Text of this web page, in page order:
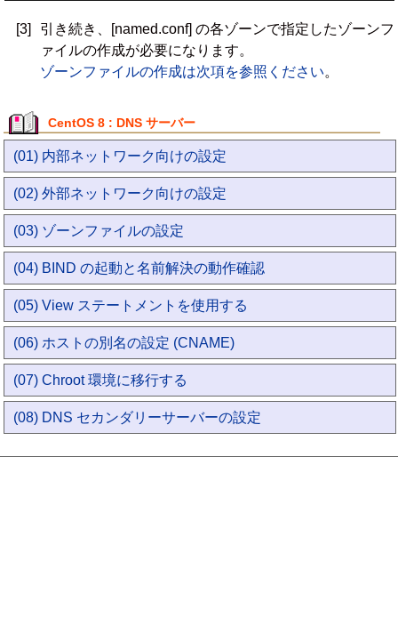
[3]
引き続き、[named.conf] の各ゾーンで指定したゾーンフ
ァイルの作成が必要になります。
ゾーンファイルの作成は次項を参照ください。
CentOS 8 : DNS サーバー
(01) 内部ネットワーク向けの設定
(02) 外部ネットワーク向けの設定
(03) ゾーンファイルの設定
(04) BIND の起動と名前解決の動作確認
(05) View ステートメントを使用する
(06) ホストの別名の設定 (CNAME)
(07) Chroot 環境に移行する
(08) DNS セカンダリーサーバーの設定